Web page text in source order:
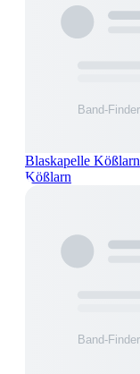
Blaskapelle Kößlarn
Kößlarn